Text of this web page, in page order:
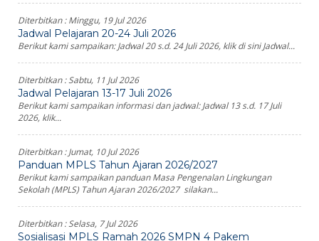
Diterbitkan :Minggu, 19 Jul 2026
Jadwal Pelajaran 20-24 Juli 2026
Berikut kami sampaikan: Jadwal 20 s.d. 24 Juli 2026, klik di sini Jadwal...
Diterbitkan :Sabtu, 11 Jul 2026
Jadwal Pelajaran 13-17 Juli 2026
Berikut kami sampaikan informasi dan jadwal: Jadwal 13 s.d. 17 Juli
2026, klik...
Diterbitkan :Jumat, 10 Jul 2026
Panduan MPLS Tahun Ajaran 2026/2027
Berikut kami sampaikan panduan Masa Pengenalan Lingkungan
Sekolah (MPLS) Tahun Ajaran 2026/2027 silakan...
Diterbitkan :Selasa, 7 Jul 2026
Sosialisasi MPLS Ramah 2026 SMPN 4 Pakem